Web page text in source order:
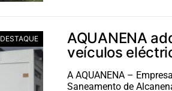
DESTAQUE
AQUANENA
veículos
A AQUANENA –
Saneamento de